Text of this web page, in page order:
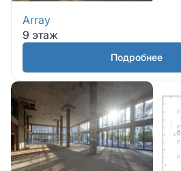
Array
9 этаж
Подробнее